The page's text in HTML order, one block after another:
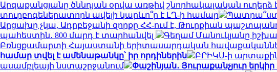
Արզաքանցյանը ծննդյան օրվա առթիվ շնորհակալական
տուրբոգեներատորն ավելի կարևո՞ր է ԼՂ-ի համար
Պատրա՞ստ
Արցախը չկա, Ադրբեջանի զորքը ՀՀ-ում է, Թուրքիան
պահեստին․ 800 մարդ է տարհանվել
Գեղամ Մանուկյանը
Բռնցքամարտի Հայաստանի երիտասարդական
համար տվել է ամենաթանկը՝ իր որդիներին
ԲՐԻԿՍ-ի
ասամբլեայի նստաշրջանում
Փաշինյան․ Յուրաքանչյուր